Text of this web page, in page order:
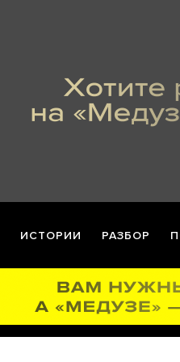
ИСТОРИИ РАЗБОР